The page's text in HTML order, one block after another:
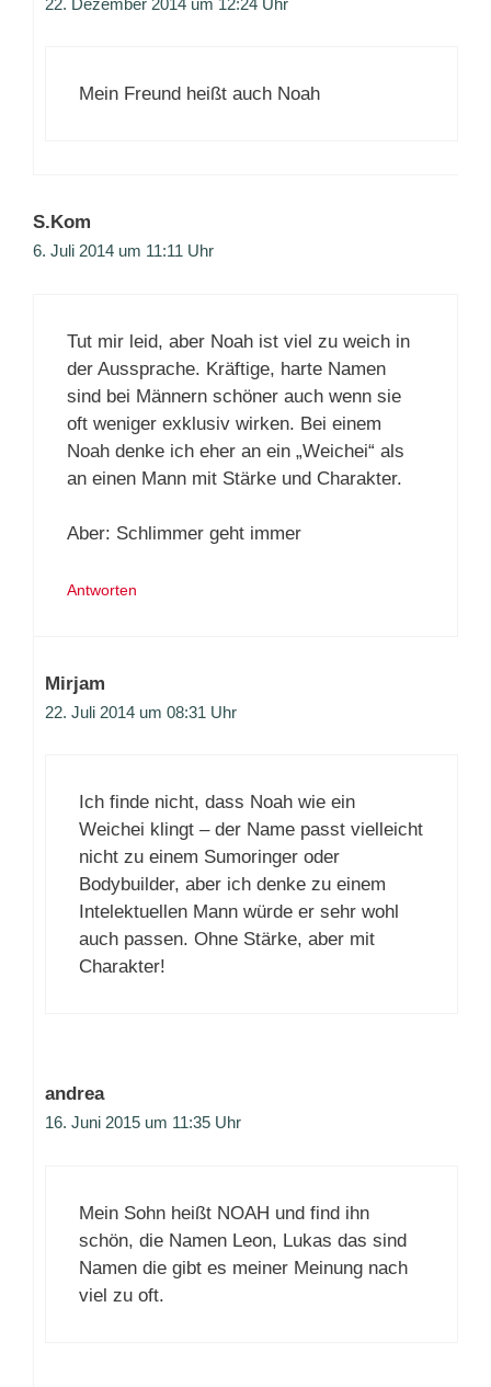
Mein Freund heißt auch Noah
S.Kom
6. Juli 2014 um 11:11 Uhr
Tut mir leid, aber Noah ist viel zu weich in
der Aussprache. Kräftige, harte Namen
sind bei Männern schöner auch wenn sie
oft weniger exklusiv wirken. Bei einem
Noah denke ich eher an ein „Weichei“ als
an einen Mann mit Stärke und Charakter.
Aber: Schlimmer geht immer
Antworten
Mirjam
22. Juli 2014 um 08:31 Uhr
Ich finde nicht, dass Noah wie ein
Weichei klingt – der Name passt vielleicht
nicht zu einem Sumoringer oder
Bodybuilder, aber ich denke zu einem
Intelektuellen Mann würde er sehr wohl
auch passen. Ohne Stärke, aber mit
Charakter!
andrea
16. Juni 2015 um 11:35 Uhr
Mein Sohn heißt NOAH und find ihn
schön, die Namen Leon, Lukas das sind
Namen die gibt es meiner Meinung nach
viel zu oft.